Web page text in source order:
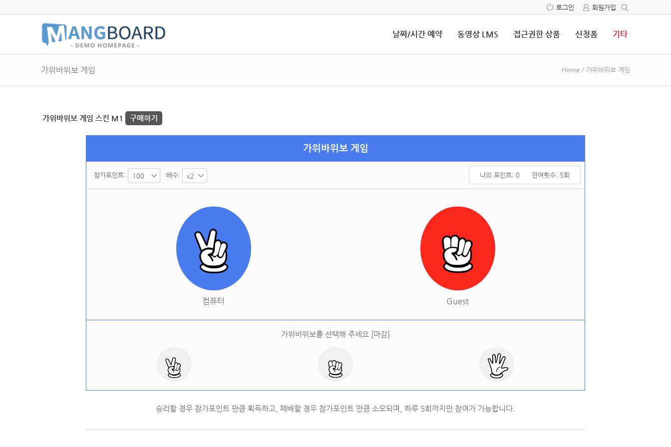
로그인 회원가입
날짜/시간 예약 동영상 LMS 접근권한 상품 신청폼 기타
가위바위보 게임 Home / 가위바위보 게임
가위바위보 게임 스킨 M1 구매하기
가위바위보 게임
나의 포인트: 0 잔여횟수: 5회
참가포인트: 배수:
컴퓨터 Guest
가위바위보를 선택해 주세요 [마감]
승리할 경우 참가포인트 만큼 획득하고, 패배할 경우 참가포인트 만큼 소모되며, 하루 5회까지만 참여가 가능합니다.